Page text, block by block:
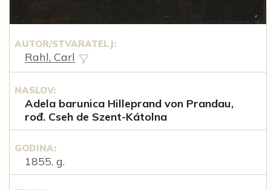
AUTOR/STVARATELJ:
Rahl, Carl
NASLOV:
Adela barunica Hilleprand von Prandau,
rođ. Cseh de Szent-Kátolna
GODINA:
1855. g.